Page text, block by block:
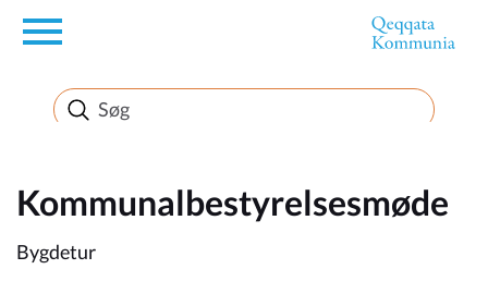
en
Borger
Erhverv
Politik
Kommunalbestyrelsesmøde
Bygdetur